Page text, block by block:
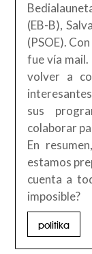
(EB-B),
(PSOE).
fue vía mail.
volver a
sus
colaborar
En
estamos
cuenta a
imposible?
politika